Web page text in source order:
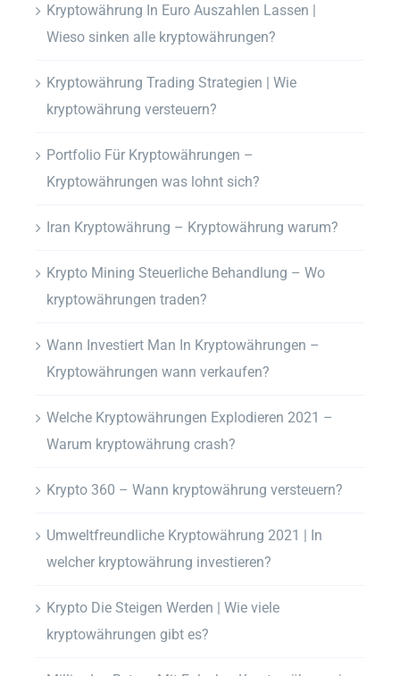
Kryptowährung In Euro Auszahlen Lassen |
Wieso sinken alle kryptowährungen?
Kryptowährung Trading Strategien | Wie
kryptowährung versteuern?
Portfolio Für Kryptowährungen –
Kryptowährungen was lohnt sich?
Iran Kryptowährung – Kryptowährung warum?
Krypto Mining Steuerliche Behandlung – Wo
kryptowährungen traden?
Wann Investiert Man In Kryptowährungen –
Kryptowährungen wann verkaufen?
Welche Kryptowährungen Explodieren 2021 –
Warum kryptowährung crash?
Krypto 360 – Wann kryptowährung versteuern?
Umweltfreundliche Kryptowährung 2021 | In
welcher kryptowährung investieren?
Krypto Die Steigen Werden | Wie viele
kryptowährungen gibt es?